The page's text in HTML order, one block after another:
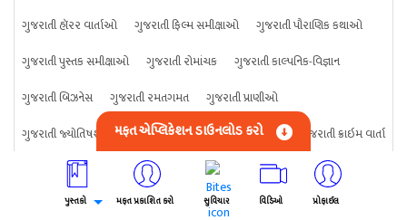
ગુજરાતી હૉરર વાર્તાઓ
ગુજરાતી ફિલ્મ સમીક્ષાઓ
ગુજરાતી પૌરાણિક કથાઓ
ગુજરાતી પુસ્તક સમીક્ષાઓ
ગુજરાતી રોમાંચક
ગુજરાતી કાલ્પનિક-વિજ્ઞાન
ગુજરાતી બિઝનેસ
ગુજરાતી રમતગમત
ગુજરાતી પ્રાણીઓ
ગુજરાતી જ્યોતિષશાસ્ત્ર
ગુજરાતી વિજ્ઞાન ગુજરાતી કંઈપણ ગુજરાતી ક્રાઇમ વાર્તા
મફત એપ્લિકેશન ડાઉનલોડ કરો
પુસ્તકો મફત પ્રકાશિત કરો સુવિચાર વિડિઓ પ્રોફાઈલ